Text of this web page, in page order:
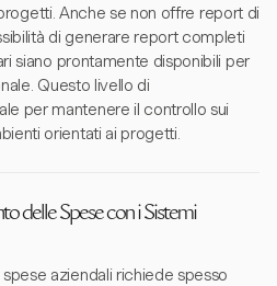
Anche se non offre report di
di generare report completi
siano prontamente disponibili per
Questo livello di
per mantenere il controllo sui
orientati ai progetti.
delle Spese con i Sistemi
aziendali richiede spesso